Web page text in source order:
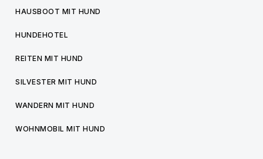
HAUSBOOT MIT HUND
HUNDEHOTEL
REITEN MIT HUND
SILVESTER MIT HUND
WANDERN MIT HUND
WOHNMOBIL MIT HUND